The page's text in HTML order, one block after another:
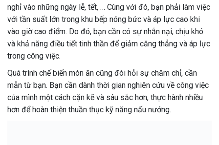
nghỉ vào những ngày lễ, tết, … Cùng với đó, bạn phải làm việc
với tần suất lớn trong khu bếp nóng bức và áp lực cao khi
vào giờ cao điểm. Do đó, bạn cần có sự nhẫn nại, chịu khó
và khả năng điều tiết tinh thần để giảm căng thẳng và áp lực
trong công việc.
Quá trình chế biến món ăn cũng đòi hỏi sự chăm chỉ, cần
mẫn từ bạn. Bạn cần dành thời gian nghiên cứu về công việc
của mình một cách cặn kẽ và sâu sắc hơn, thực hành nhiều
hơn để hoàn thiện thuần thục kỹ năng nấu nướng.